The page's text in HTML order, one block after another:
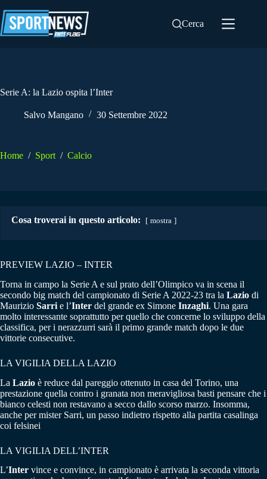
al
contenuto
Cerca
Serie A: la Lazio ospita l’Inter
Salvo Mangano 30 Settembre 2022
Home / Sport / Calcio
Cosa troverai in questo articolo: mostra
PREVIEW LAZIO – INTER
Torna in campo la Serie A e sul prato dell’Olimpico va in scena il
secondo big match del campionato di Serie A 2022-23 tra la Lazio di
Maurizio Sarri e l’Inter del grande ex Simone Inzaghi. Una gara
molto interessante soprattutto per quello che concerne lo sviluppo della
classifica, per i nerazzurri sarà il primo grande match dopo le due
vittorie consecutive.
LA VIGILIA DELLA LAZIO
La Lazio è reduce dal pareggio ottenuto in casa del Torino, una
prestazione quella contro i granata non meravigliosa basti pensare che i
bianco celesti non restavano a secco dallo scorso marzo. Insomma,
anche per mister Sarri, un passo indietro rispetto alla partita casalinga
coi felsinei
LA VIGILIA DELL’INTER
L’Inter vince e convince, in campionato è arrivata la seconda vittoria